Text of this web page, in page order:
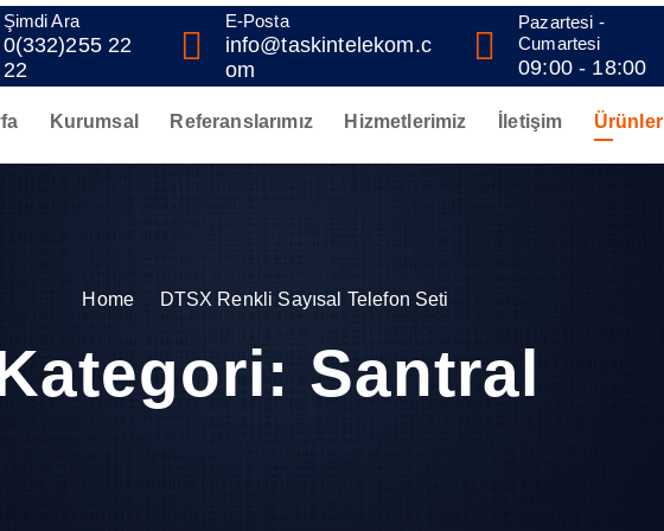
Şimdi Ara
0(332)255 22
22
E-Posta
info@taskintelekom.c
om
Pazartesi -
Cumartesi
09:00 - 18:00
Kurumsal Referanslarımız Hizmetlerimiz İletişim Ürünler
Home DTSX Renkli Sayısal Telefon Seti
Santral